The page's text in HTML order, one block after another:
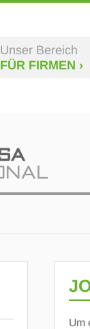
Unser Bereich
FÜR FIRMEN ›
Um